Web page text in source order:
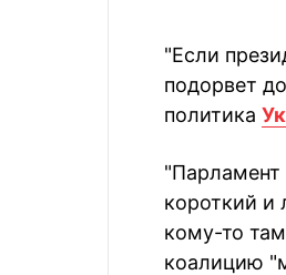
"Если
подорвет
политика
"Парламент
короткий и
кому-то
коалицию